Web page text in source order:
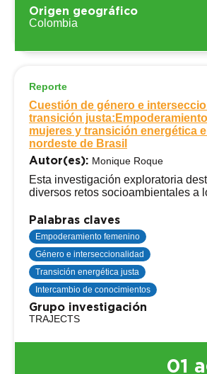
Origen geográfico
Colombia
Reporte
Cuestión de género e
transición
mujeres y transición energética
nordeste de Brasil
Autor(es): Monique Roque
Esta investigación exploratoria
diversos retos socioambientales a
noreste de Brasil. Identifica
oportunidades para que el sector
comprometa con la transición
desde una perspectiva basada en
interseccionalidad en el país. El
el intercambio de conocimientos y
aprendizaje compartido entre Brasil
Palabras claves
Empoderamiento femenino
Género e interseccionalidad
Transición energética justa
Intercambio de conocimientos
Grupo investigación
TRAJECTS
01